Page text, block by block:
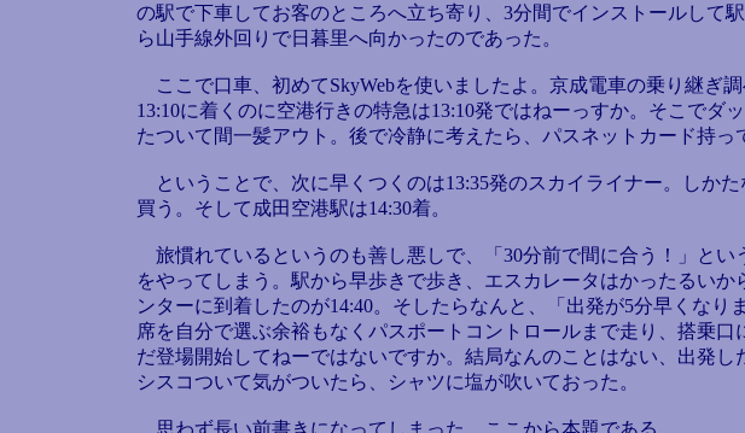
の駅で下車してお客のところへ立ち寄り、3分間でインストールして
ら山手線外回りで日暮里へ向かったのであった。
ここで口車、初めてSkyWebを使いましたよ。京成電車の乗り継ぎ
13:10に着くのに空港行きの特急は13:10発ではねーっすか。そこでダ
たついて間一髪アウト。後で冷静に考えたら、パスネットカード持っ
ということで、次に早くつくのは13:35発のスカイライナー。しか
買う。そして成田空港駅は14:30着。
旅慣れているというのも善し悪しで、「30分前で間に合う！」とい
をやってしまう。駅から早歩きで歩き、エスカレータはかったるい
ンターに到着したのが14:40。そしたらなんと、「出発が5分早くなり
席を自分で選ぶ余裕もなくパスポートコントロールまで走り、搭乗口
だ登場開始してねーではないですか。結局なんのことはない、出発し
シスコついて気がついたら、シャツに塩が吹いておった。
思わず長い前書きになってしまった。ここから本題である。